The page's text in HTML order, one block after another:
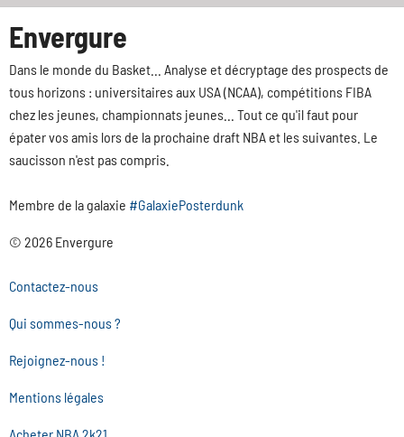
Envergure
Dans le monde du Basket... Analyse et décryptage des prospects de
tous horizons : universitaires aux USA (NCAA), compétitions FIBA
chez les jeunes, championnats jeunes... Tout ce qu'il faut pour
épater vos amis lors de la prochaine draft NBA et les suivantes. Le
saucisson n'est pas compris.
Membre de la galaxie #GalaxiePosterdunk
© 2026 Envergure
Contactez-nous
Qui sommes-nous ?
Rejoignez-nous !
Mentions légales